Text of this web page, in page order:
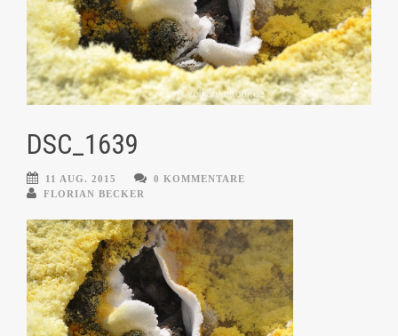
DSC_1639
11 AUG. 2015
0 KOMMENTARE
FLORIAN BECKER